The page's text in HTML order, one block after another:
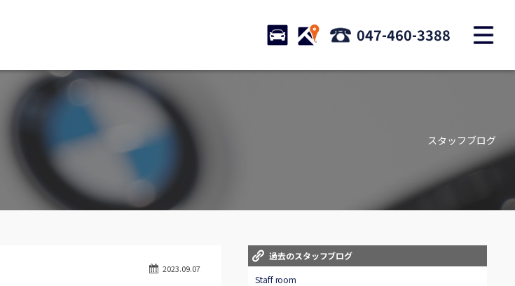
STOCK ACCESS 047-460-3388
目玉車両一覧
Delivery service
買取無料査定
Trade in
スタッフblog
Staff blog
スタッフブログ
2023.09.07
過去のスタッフブログ
Staff room